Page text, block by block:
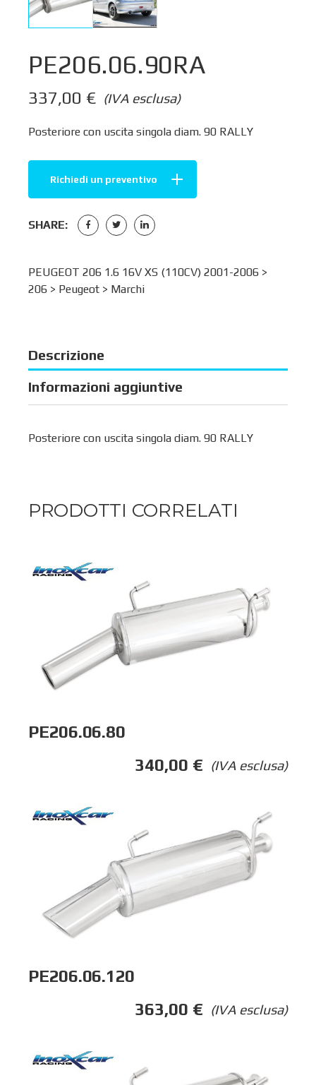
PE206.06.90RA
(IVA esclusa)
337,00 €
Posteriore con uscita singola diam. 90 RALLY
Richiedi un preventivo
SHARE:
PEUGEOT 206 1.6 16V XS (110CV) 2001-2006 >
206 > Peugeot > Marchi
Descrizione
Informazioni aggiuntive
Posteriore con uscita singola diam. 90 RALLY
PRODOTTI CORRELATI
PE206.06.80
(IVA esclusa)
340,00 €
PE206.06.120
(IVA esclusa)
363,00 €